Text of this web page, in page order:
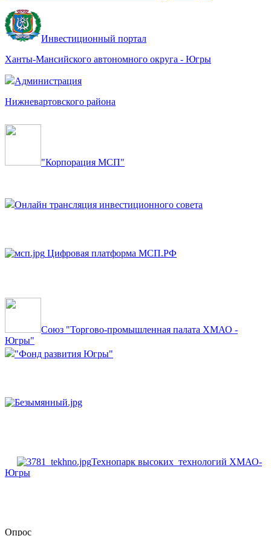
Инвестиционный портал
Ханты-Мансийского автономного округа - Югры
Администрация
Нижневартовского района
"Корпорация МСП"
Онлайн трансляция инвестиционного совета
Цифровая платформа МСП.РФ
Союз "Торгово-промышленная палата ХМАО -
Югры"
"Фонд развития Югры"
Технопарк высоких технологий ХМАО-
Югры
Опрос